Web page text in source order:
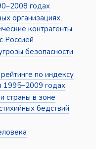
годах
организациях,
контрагенты
Россией
безопасности
по индексу
1995–2009 годах
страны в зоне
бедствий